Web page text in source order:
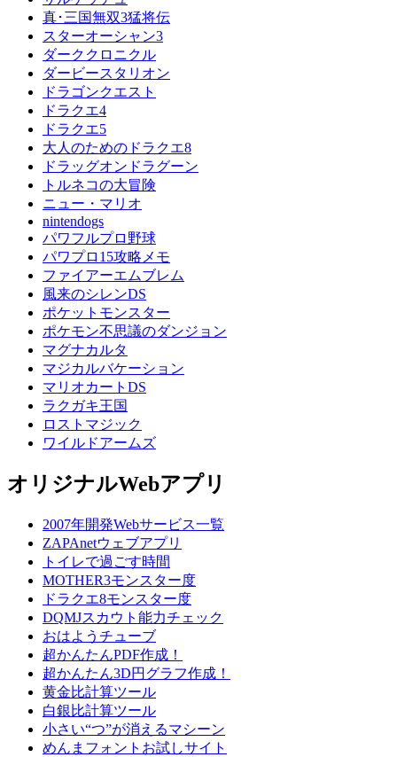
真･三国無双3猛将伝
スターオーシャン3
ダーククロニクル
ダービースタリオン
ドラゴンクエスト
ドラクエ4
ドラクエ5
大人のためのドラクエ8
ドラッグオンドラグーン
トルネコの大冒険
ニュー・マリオ
nintendogs
パワフルプロ野球
パワプロ15攻略メモ
ファイアーエムブレム
風来のシレンDS
ポケットモンスター
ポケモン不思議のダンジョン
マグナカルタ
マジカルバケーション
マリオカートDS
ラクガキ王国
ロストマジック
ワイルドアームズ
オリジナルWebアプリ
2007年開発Webサービス一覧
ZAPAnetウェブアプリ
トイレで過ごす時間
MOTHER3モンスター度
ドラクエ8モンスター度
DQMJスカウト能力チェック
おはようチューブ
超かんたんPDF作成！
超かんたん3D円グラフ作成！
黄金比計算ツール
白銀比計算ツール
小さい“つ”が消えるマシーン
めんまフォントお試しサイト